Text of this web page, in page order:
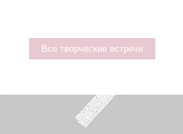
Все творческие встречи